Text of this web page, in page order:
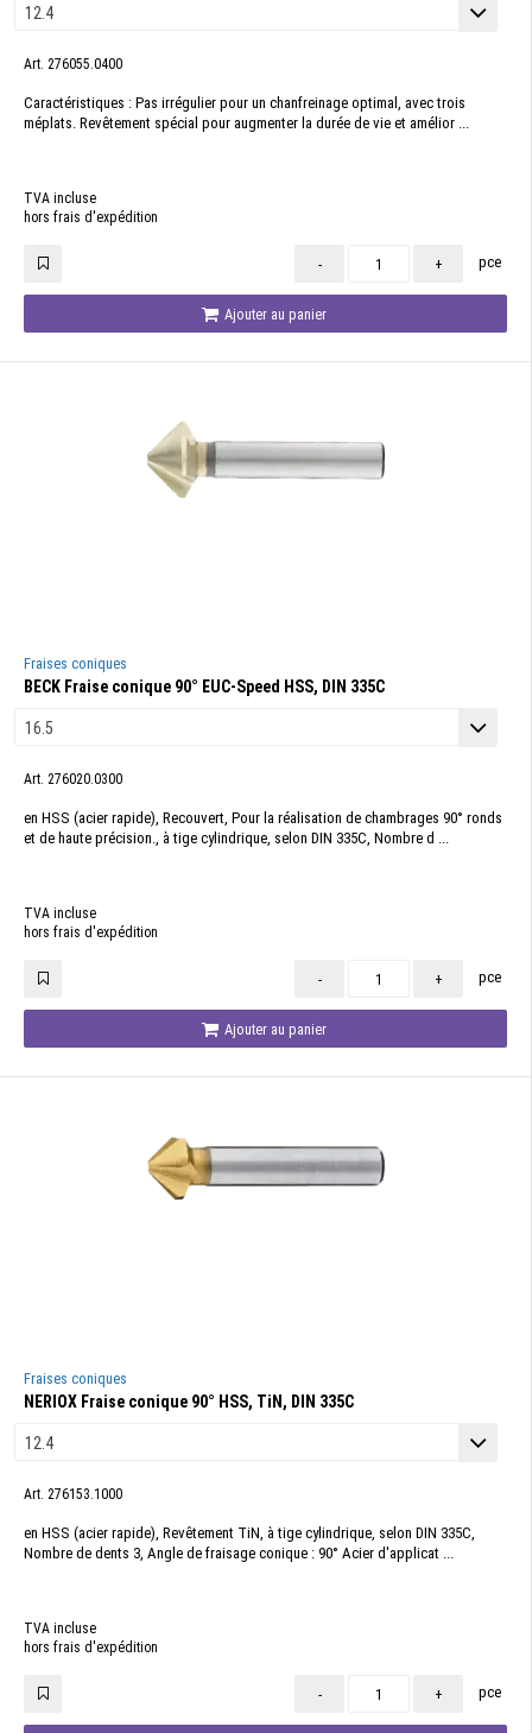
Art. 276055.0400
Caractéristiques : Pas irrégulier pour un chanfreinage optimal, avec trois
méplats. Revêtement spécial pour augmenter la durée de vie et amélior ...
TVA incluse
hors frais d'expédition
- + pce
Ajouter au panier
Fraises coniques
BECK Fraise conique 90° EUC-Speed HSS, DIN 335C
Art. 276020.0300
en HSS (acier rapide), Recouvert, Pour la réalisation de chambrages 90° ronds
et de haute précision., à tige cylindrique, selon DIN 335C, Nombre d ...
TVA incluse
hors frais d'expédition
- + pce
Ajouter au panier
Fraises coniques
NERIOX Fraise conique 90° HSS, TiN, DIN 335C
Art. 276153.1000
en HSS (acier rapide), Revêtement TiN, à tige cylindrique, selon DIN 335C,
Nombre de dents 3, Angle de fraisage conique : 90° Acier d'applicat ...
TVA incluse
hors frais d'expédition
- + pce